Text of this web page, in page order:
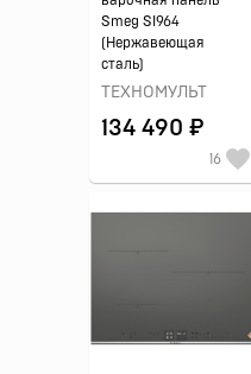
Smeg SI964
(Нержавеющая
сталь)
ТЕХНОМУЛЬТ
134 490 ₽
16